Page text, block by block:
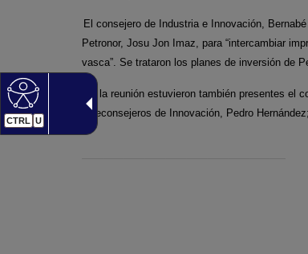
CTRL U
El consejero de Industria e Innovación,
Petronor, Josu Jon Imaz, para “intercambiar
vasca”. Se trataron los planes de inversión de
En la reunión estuvieron también presentes el
viceconsejeros de Innovación, Pedro